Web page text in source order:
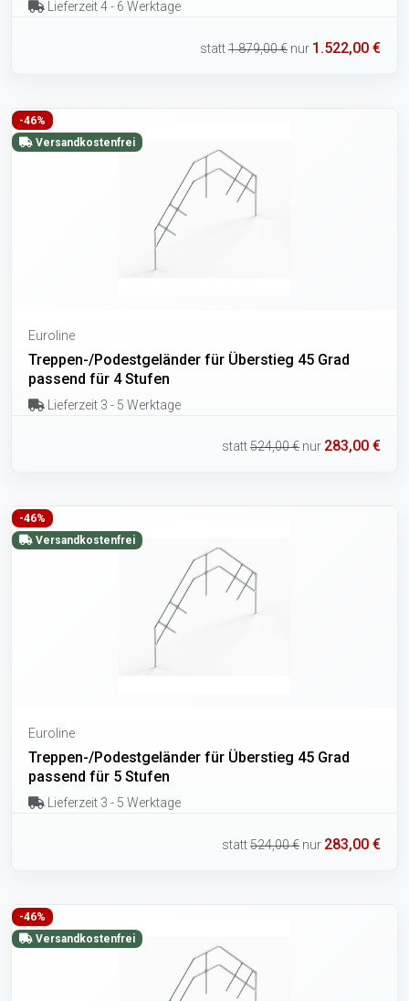
Lieferzeit 4 - 6 Werktage
statt1.879,00 € nur 1.522,00 €
-46%
Versandkostenfrei
Euroline
Treppen-/Podestgeländer für Überstieg 45 Grad
passend für 4 Stufen
Lieferzeit 3 - 5 Werktage
statt524,00 € nur 283,00 €
-46%
Versandkostenfrei
Euroline
Treppen-/Podestgeländer für Überstieg 45 Grad
passend für 5 Stufen
Lieferzeit 3 - 5 Werktage
statt524,00 € nur 283,00 €
-46%
Versandkostenfrei